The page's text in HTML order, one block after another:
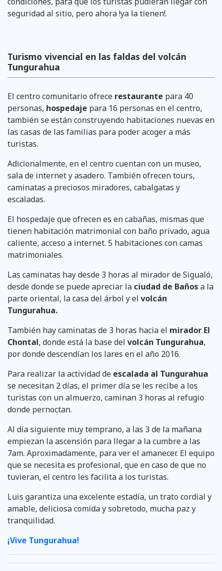
seguridad al sitio, pero ahora !ya la tienen!.
Turismo vivencial en las faldas del volcán
Tungurahua
El centro comunitario ofrece restaurante para 40
personas, hospedaje para 16 personas en el centro,
también se están construyendo habitaciones nuevas en
las casas de las familias para poder acoger a más
turistas.
Adicionalmente, en el centro cuentan con un museo,
sala de internet y asadero. También ofrecen tours,
caminatas a preciosos miradores, cabalgatas y
escaladas.
El hospedaje que ofrecen es en cabañas, mismas que
tienen habitación matrimonial con baño privado, agua
caliente, acceso a internet. 5 habitaciones con camas
matrimoniales.
Las caminatas hay desde 3 horas al mirador de Sigualó,
desde donde se puede apreciar la ciudad de Bañosa la
parte oriental, la casa del árbol y el volcán
Tungurahua.
También hay caminatas de 3 horas hacia el mirador El
Chontal, donde está la base del volcán Tungurahua,
por donde descendían los lares en el año 2016.
Para realizar la actividad de escalada al Tungurahua
se necesitan 2 días, el primer día se les recibe a los
turistas con un almuerzo, caminan 3 horas al refugio
donde pernoctan.
Al día siguiente muy temprano, a las 3 de la mañana
empiezan la ascensión para llegar a la cumbre a las
7am. Aproximadamente, para ver el amanecer. El equipo
que se necesita es profesional, que en caso de que no
tuvieran, el centro les facilita a los turistas.
Luis garantiza una excelente estadía, un trato cordial y
amable, deliciosa comida y sobretodo, mucha paz y
tranquilidad.
¡Vive Tungurahua!